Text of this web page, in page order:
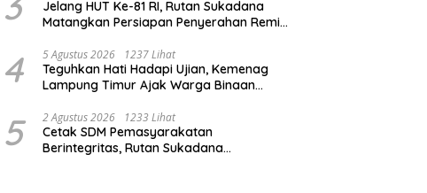
Jelang HUT Ke-81 RI, Rutan Sukadana
Matangkan Persiapan Penyerahan Remisi
4 5 Agustus 2026 1237 Lihat
Teguhkan Hati Hadapi Ujian, Kemenag
Lampung Timur Ajak Warga Binaan
5 2 Agustus 2026 1233 Lihat
Cetak SDM Pemasyarakatan
Berintegritas, Rutan Sukadana